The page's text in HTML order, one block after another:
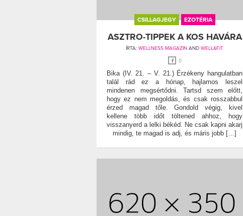
CSILLAGJEGY EZOTÉRIA
ASZTRO-TIPPEK A KOS HAVÁRA
ÍRTA: WELLNESS MAGAZIN AND WELL&FIT
0
Bika (IV. 21. – V. 21.) Érzékeny hangulatban
talál rád ez a hónap, hajlamos leszel
mindenen megsértődni. Tartsd szem előtt,
hogy ez nem megoldás, és csak rosszabbul
érzed magad tőle. Gondold végig, kivel
kellene több időt töltened ahhoz, hogy
visszanyerd a lelki békéd. Ne csak kapni akarj
mindig, te magad is adj, és máris jobb […]